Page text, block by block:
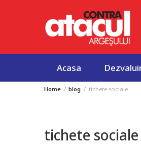
Acasa
Home blog tichete sociale
tichete sociale